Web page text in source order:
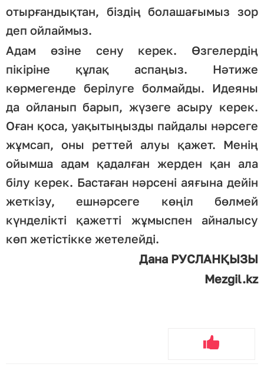
отырғандықтан, біздің болашағымыз зор
деп ойлаймыз.
Адам өзіне сену керек. Өзгелердің
пікіріне құлақ аспаңыз. Нәтиже
көрмегенде берілуге болмайды. Идеяны
да ойланып барып, жүзеге асыру керек.
Оған қоса, уақытыңызды пайдалы нәрсеге
жұмсап, оны реттей алуы қажет. Менің
ойымша адам қадалған жерден қан ала
білу керек. Бастаған нәрсені аяғына дейін
жеткізу, ешнәрсеге көңіл бөлмей
күнделікті қажетті жұмыспен айналысу
көп жетістікке жетелейді.
Дана РУСЛАНҚЫЗЫ
Mezgil.kz